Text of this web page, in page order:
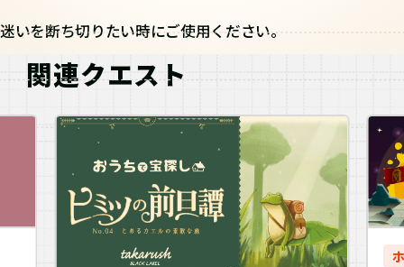
迷いを断ち切りたい時にご使用ください。
関連クエスト